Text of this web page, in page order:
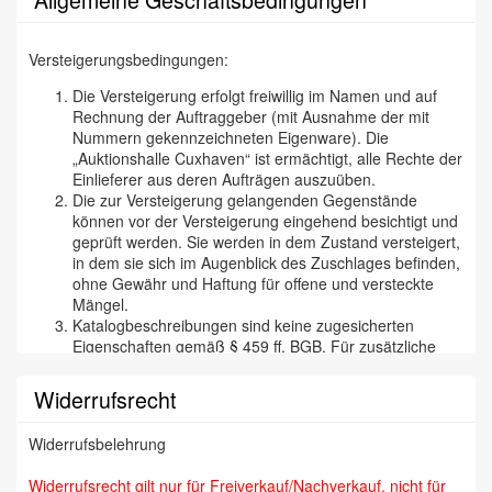
Versteigerungsbedingungen:
Die Versteigerung erfolgt freiwillig im Namen und auf
Rechnung der Auftraggeber (mit Ausnahme der mit
Nummern gekennzeichneten Eigenware). Die
„Auktionshalle Cuxhaven“ ist ermächtigt, alle Rechte der
Einlieferer aus deren Aufträgen auszuüben.
Die zur Versteigerung gelangenden Gegenstände
können vor der Versteigerung eingehend besichtigt und
geprüft werden. Sie werden in dem Zustand versteigert,
in dem sie sich im Augenblick des Zuschlages befinden,
ohne Gewähr und Haftung für offene und versteckte
Mängel.
Katalogbeschreibungen sind keine zugesicherten
Eigenschaften gemäß § 459 ff. BGB. Für zusätzliche
der „Cuxhavener Auktionshalle“ wird nicht gehaftet. Wir
versichern aber selbstverständlich, daß wir
Gewissen tätigen und jede begründete Reklamation
Widerrufsrecht
Widerrufsbelehrung
Widerrufsrecht gilt nur für Freiverkauf/Nachverkauf, nicht für